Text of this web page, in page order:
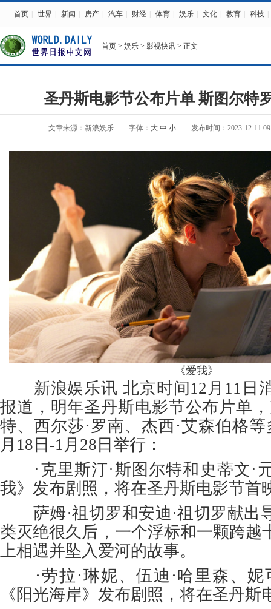
首页 世界 新闻 房产 汽车 财经 体育 娱乐 文化 教育 科技
首页 > 娱乐 > 影视快讯 > 正文
圣丹斯电影节公布片单 斯图尔特
文章来源：新浪娱乐 字体： 大 中 小 发布时间：2023-12-11
《爱我》
新浪娱乐讯 北京时间12月11日
报道，明年圣丹斯电影节公布片单
特、西尔莎·罗南、杰西·艾森伯格
月18日-1月28日举行：
·克里斯汀·斯图尔特和史蒂文·
我》发布剧照，将在圣丹斯电影节首
萨姆·祖切罗和安迪·祖切罗献出
类灭绝很久后，一个浮标和一颗跨越
上相遇并坠入爱河的故事。
·劳拉·琳妮、伍迪·哈里森、妮
《阳光海岸》发布剧照，将在圣丹斯